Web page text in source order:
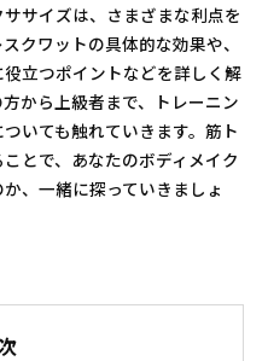
サイズは、さまざまな利点を
クワットの具体的な効果や、
立つポイントなどを詳しく解
から上級者まで、トレーニン
いても触れていきます。筋ト
とで、あなたのボディメイク
、一緒に探っていきましょ